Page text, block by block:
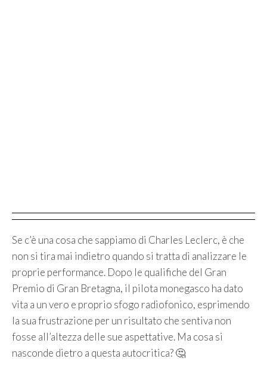
Se c’è una cosa che sappiamo di Charles Leclerc, è che
non si tira mai indietro quando si tratta di analizzare le
proprie performance. Dopo le qualifiche del Gran
Premio di Gran Bretagna, il pilota monegasco ha dato
vita a un vero e proprio sfogo radiofonico, esprimendo
la sua frustrazione per un risultato che sentiva non
fosse all’altezza delle sue aspettative. Ma cosa si
nasconde dietro a questa autocritica? 🤔